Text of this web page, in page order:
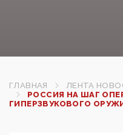
ГЛАВНАЯ
ЛЕНТА
РОССИЯ НА ШАГ
ГИПЕРЗВУКОВОГО